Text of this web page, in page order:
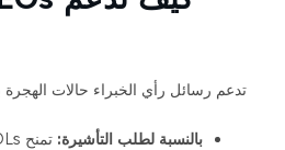
تدعم رسائل رأي الخبراء حالات الهجرة
بالنسبة لطلب التأشيرة: